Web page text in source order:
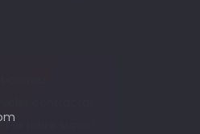
contractar
rebre suport,